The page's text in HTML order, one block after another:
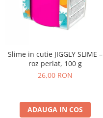
Slime in cutie JIGGLY SLIME –
roz perlat, 100 g
26,00 RON
ADAUGA IN COS